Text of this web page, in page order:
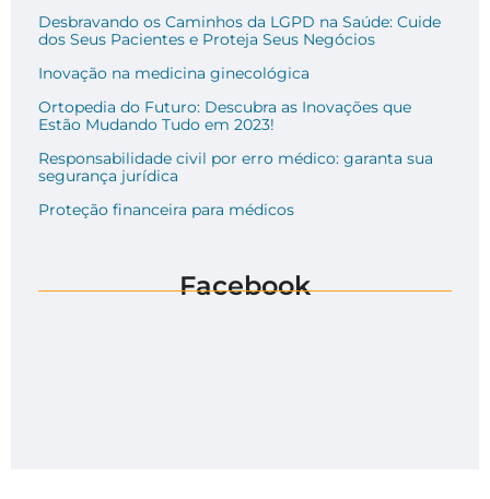
Desbravando os Caminhos da LGPD na Saúde: Cuide
dos Seus Pacientes e Proteja Seus Negócios
Inovação na medicina ginecológica
Ortopedia do Futuro: Descubra as Inovações que
Estão Mudando Tudo em 2023!
Responsabilidade civil por erro médico: garanta sua
segurança jurídica
Proteção financeira para médicos
Facebook